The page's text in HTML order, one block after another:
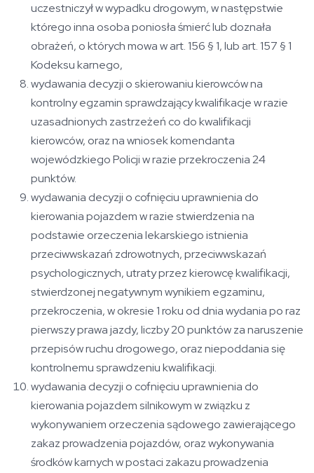
uczestniczył w wypadku drogowym, w następstwie
którego inna osoba poniosła śmierć lub doznała
obrażeń, o których mowa w art. 156 § 1, lub art. 157 § 1
Kodeksu karnego,
wydawania decyzji o skierowaniu kierowców na
kontrolny egzamin sprawdzający kwalifikacje w razie
uzasadnionych zastrzeżeń co do kwalifikacji
kierowców, oraz na wniosek komendanta
wojewódzkiego Policji w razie przekroczenia 24
punktów.
wydawania decyzji o cofnięciu uprawnienia do
kierowania pojazdem w razie stwierdzenia na
podstawie orzeczenia lekarskiego istnienia
przeciwwskazań zdrowotnych, przeciwwskazań
psychologicznych, utraty przez kierowcę kwalifikacji,
stwierdzonej negatywnym wynikiem egzaminu,
przekroczenia, w okresie 1 roku od dnia wydania po raz
pierwszy prawa jazdy, liczby 20 punktów za naruszenie
przepisów ruchu drogowego, oraz niepoddania się
kontrolnemu sprawdzeniu kwalifikacji.
wydawania decyzji o cofnięciu uprawnienia do
kierowania pojazdem silnikowym w związku z
wykonywaniem orzeczenia sądowego zawierającego
zakaz prowadzenia pojazdów, oraz wykonywania
środków karnych w postaci zakazu prowadzenia